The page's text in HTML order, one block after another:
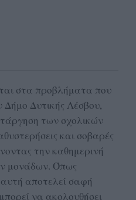
στα προβλήματα που
Δήμο Δυτικής Λέσβου,
των σχολικών
και σοβαρές
την καθημερινή
μονάδων. Όπως
αυτή αποτελεί σαφή
να ακολουθήσει